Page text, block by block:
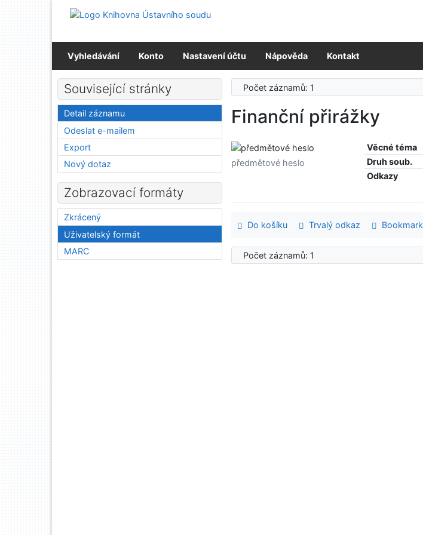
Přejít na menu
Vyhledávání Konto Nastavení účtu Nápověda Kontakt
Počet záznamů: 1
Finanční přirážky
Věcné téma
Druh soub.
Odkazy
předmětové heslo
Do košíku Trvalý odkaz Bookmark
Počet záznamů: 1
Související stránky
Detail záznamu
Odeslat e-mailem
Export
Nový dotaz
Zobrazovací formáty
Zkrácený
Uživatelský formát
MARC